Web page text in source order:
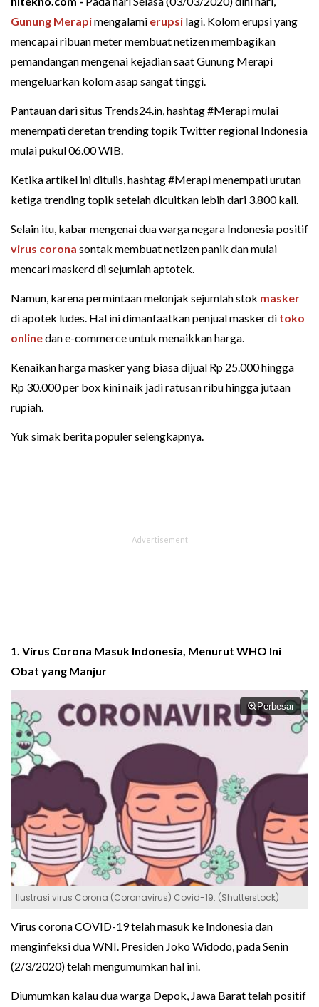
Gunung Merapimengalami erupsi lagi. Kolom erupsi yang
mencapai ribuan meter membuat netizen membagikan
pemandangan mengenai kejadian saat Gunung Merapi
mengeluarkan kolom asap sangat tinggi.
Pantauan dari situs Trends24.in, hashtag #Merapi mulai
menempati deretan trending topik Twitter regional Indonesia
mulai pukul 06.00 WIB.
Ketika artikel ini ditulis, hashtag #Merapi menempati urutan
ketiga trending topik setelah dicuitkan lebih dari 3.800 kali.
Selain itu, kabar mengenai dua warga negara Indonesia positif
virus corona sontak membuat netizen panik dan mulai
mencari maskerd di sejumlah aptotek.
Namun, karena permintaan melonjak sejumlah stok masker
di apotek ludes. Hal ini dimanfaatkan penjual masker di toko
onlinedan e-commerce untuk menaikkan harga.
Kenaikan harga masker yang biasa dijual Rp 25.000 hingga
Rp 30.000 per box kini naik jadi ratusan ribu hingga jutaan
rupiah.
Yuk simak berita populer selengkapnya.
1. Virus Corona Masuk Indonesia, Menurut WHO Ini
Obat yang Manjur
Perbesar
Ilustrasi virus Corona (Coronavirus) Covid-19. (Shutterstock)
Virus corona COVID-19 telah masuk ke Indonesia dan
menginfeksi dua WNI. Presiden Joko Widodo, pada Senin
(2/3/2020) telah mengumumkan hal ini.
Diumumkan kalau dua warga Depok, Jawa Barat telah positif